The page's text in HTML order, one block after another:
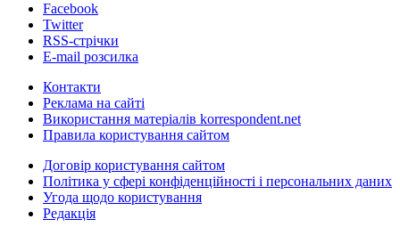
Facebook
Twitter
RSS-стрічки
E-mail розсилка
Контакти
Реклама на сайті
Використання матеріалів korrespondent.net
Правила користування сайтом
Договір користування сайтом
Політика у сфері конфіденційності і персональних даних
Угода щодо користування
Редакція